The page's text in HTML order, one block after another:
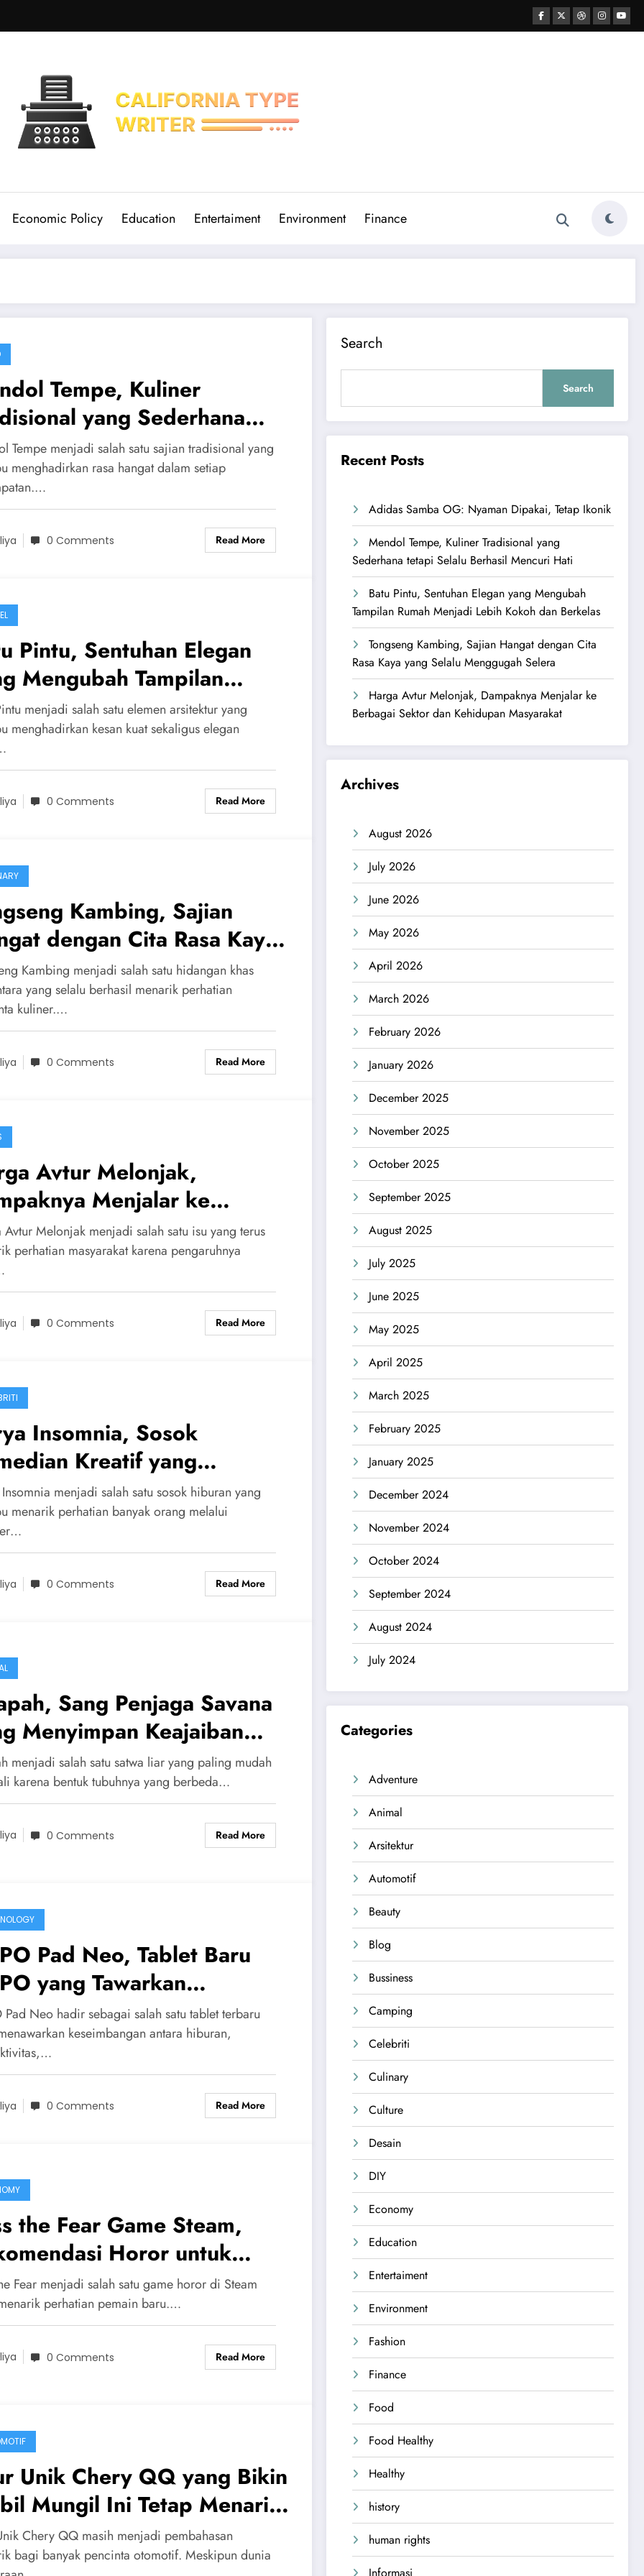
Economic Policy Education Entertaiment Environment Finance
Tempe, Kuliner
yang Sederhana
Selalu Berhasil Mencuri
Tempe menjadi salah satu sajian tradisional yang
menghadirkan rasa hangat dalam setiap
0 Comments Read More
Pintu, Sentuhan Elegan
Mengubah Tampilan
Menjadi Lebih Kokoh
Berkelas
menjadi salah satu elemen arsitektur yang
menghadirkan kesan kuat sekaligus elegan
0 Comments Read More
Kambing, Sajian
dengan Cita Rasa Kaya
Selalu Menggugah Selera
Kambing menjadi salah satu hidangan khas
yang selalu berhasil menarik perhatian
kuliner.…
0 Comments Read More
Avtur Melonjak,
Menjalar ke
Sektor dan Kehidupan
Avtur Melonjak menjadi salah satu isu yang terus
perhatian masyarakat karena pengaruhnya
0 Comments Read More
Insomnia, Sosok
Kreatif yang
Dunia Hiburan
Gaya Berbeda
menjadi salah satu sosok hiburan yang
menarik perhatian banyak orang melalui
0 Comments Read More
Sang Penjaga Savana
Menyimpan Keajaiban
menjadi salah satu satwa liar yang paling mudah
karena bentuk tubuhnya yang berbeda…
0 Comments Read More
Pad Neo, Tablet Baru
yang Tawarkan
Lebih Imersif
Pad Neo hadir sebagai salah satu tablet terbaru
keseimbangan antara hiburan,
0 Comments Read More
the Fear Game Steam,
Horor untuk
Fear menjadi salah satu game horor di Steam
perhatian pemain baru.…
0 Comments Read More
Unik Chery QQ yang Bikin
Mungil Ini Tetap Menarik
Persaingan Modern
Chery QQ masih menjadi pembahasan
bagi banyak pencinta otomotif. Meskipun dunia
Search
Search
Recent Posts
Adidas Samba OG: Nyaman Dipakai, Tetap Ikonik
Mendol Tempe, Kuliner Tradisional yang
Sederhana tetapi Selalu Berhasil Mencuri Hati
Batu Pintu, Sentuhan Elegan yang Mengubah
Tampilan Rumah Menjadi Lebih Kokoh dan Berkelas
Tongseng Kambing, Sajian Hangat dengan Cita
Rasa Kaya yang Selalu Menggugah Selera
Harga Avtur Melonjak, Dampaknya Menjalar ke
Berbagai Sektor dan Kehidupan Masyarakat
Archives
August 2026
July 2026
June 2026
May 2026
April 2026
March 2026
February 2026
January 2026
December 2025
November 2025
October 2025
September 2025
August 2025
July 2025
June 2025
May 2025
April 2025
March 2025
February 2025
January 2025
December 2024
November 2024
October 2024
September 2024
August 2024
July 2024
Categories
Adventure
Animal
Arsitektur
Automotif
Beauty
Blog
Bussiness
Camping
Celebriti
Culinary
Culture
Desain
DIY
Economy
Education
Entertaiment
Environment
Fashion
Finance
Food
Food Healthy
Healthy
history
human rights